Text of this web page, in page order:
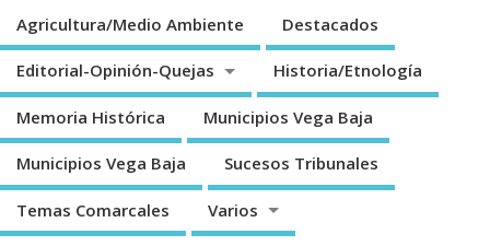
Agricultura/Medio Ambiente Destacados
Editorial-Opinión-Quejas Historia/Etnología
Memoria Histórica Municipios Vega Baja
Municipios Vega Baja Sucesos Tribunales
Temas Comarcales Varios